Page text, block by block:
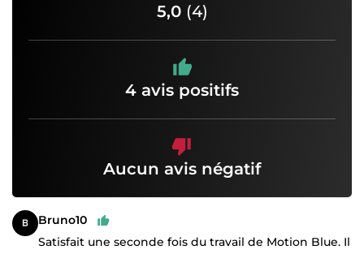
5,0 (4)
4 avis positifs
Aucun avis négatif
Bruno10
Satisfait une seconde fois du travail de Motion Blue. Il